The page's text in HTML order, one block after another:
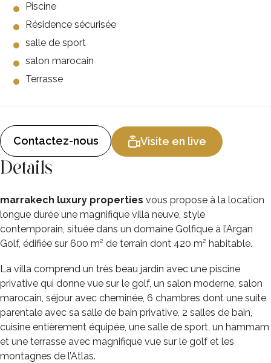
Piscine
Résidence sécurisée
salle de sport
salon marocain
Terrasse
Contactez-nous Visite en live
Details
marrakech luxury properties vous propose à la location
longue durée une magnifique villa neuve, style
contemporain, située dans un domaine Golfique à l’Argan
Golf, édifiée sur 600 m² de terrain dont 420 m² habitable.
La villa comprend un très beau jardin avec une piscine
privative qui donne vue sur le golf, un salon moderne, salon
marocain, séjour avec cheminée, 6 chambres dont une suite
parentale avec sa salle de bain privative, 2 salles de bain,
cuisine entièrement équipée, une salle de sport, un hammam
et une terrasse avec magnifique vue sur le golf et les
montagnes de l’Atlas.